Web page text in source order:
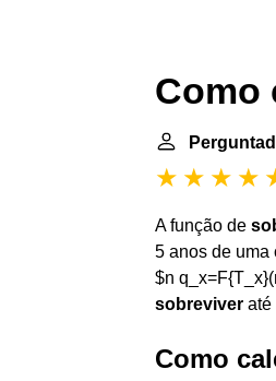
Como
A função de
5 anos de uma
$n
sobreviver até
Como